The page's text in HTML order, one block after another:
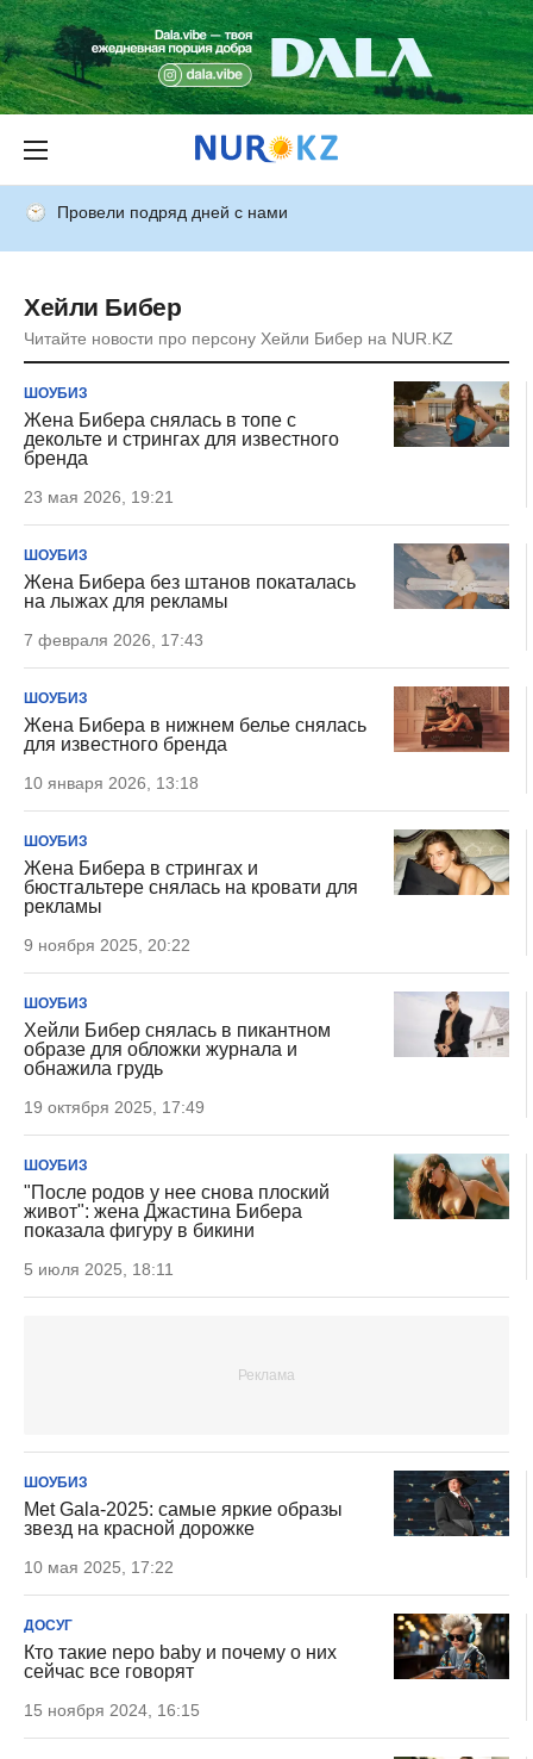
Провели подряд дней с нами
Хейли Бибер
Читайте новости про персону Хейли Бибер на NUR.KZ
ШОУБИЗ
Жена Бибера снялась в топе с
декольте и стрингах для известного
бренда
23 мая 2026, 19:21
ШОУБИЗ
Жена Бибера без штанов покаталась
на лыжах для рекламы
7 февраля 2026, 17:43
ШОУБИЗ
Жена Бибера в нижнем белье снялась
для известного бренда
10 января 2026, 13:18
ШОУБИЗ
Жена Бибера в стрингах и
бюстгальтере снялась на кровати для
рекламы
9 ноября 2025, 20:22
ШОУБИЗ
Хейли Бибер снялась в пикантном
образе для обложки журнала и
обнажила грудь
19 октября 2025, 17:49
ШОУБИЗ
"После родов у нее снова плоский
живот": жена Джастина Бибера
показала фигуру в бикини
5 июля 2025, 18:11
ШОУБИЗ
Met Gala-2025: самые яркие образы
звезд на красной дорожке
10 мая 2025, 17:22
ДОСУГ
Кто такие nepo baby и почему о них
сейчас все говорят
15 ноября 2024, 16:15